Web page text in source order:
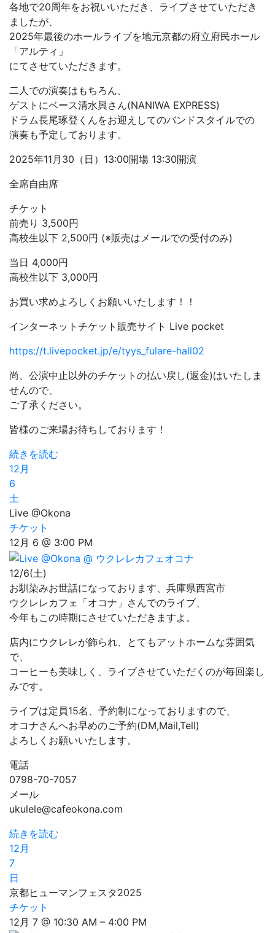
各地で20周年をお祝いいただき、ライブさせていただき
ましたが、
2025年最後のホールライブを地元京都の府立府民ホール
「アルティ」
にてさせていただきます。
二人での演奏はもちろん、
ゲストにベース清水興さん(NANIWA EXPRESS)
ドラム長尾琢登くんをお迎えしてのバンドスタイルでの
演奏も予定しております。
2025年11月30（日）13:00開場 13:30開演
全席自由席
チケット
前売り 3,500円
高校生以下 2,500円 (※販売はメールでの受付のみ)
当日 4,000円
高校生以下 3,000円
お買い求めよろしくお願いいたします！！
インターネットチケット販売サイト Live pocket
https://t.livepocket.jp/e/tyys_fulare-hall02
尚、公演中止以外のチケットの払い戻し(返金)はいたしま
せんので、
ご了承ください。
皆様のご来場お待ちしております！
続きを読む
12月
6
土
Live @Okona
チケット
12月 6 @ 3:00 PM
12/6(土)
お馴染みお世話になっております、兵庫県西宮市
ウクレレカフェ「オコナ」さんでのライブ、
今年もこの時期にさせていただきますよ。
店内にウクレレが飾られ、とてもアットホームな雰囲気
で、
コーヒーも美味しく、ライブさせていただくのが毎回楽し
みです。
ライブは定員15名、予約制になっておりますので、
オコナさんへお早めのご予約(DM,Mail,Tell)
よろしくお願いいたします。
電話
0798-70-7057
メール
ukulele@cafeokona.com
続きを読む
12月
7
日
京都ヒューマンフェスタ2025
チケット
12月 7 @ 10:30 AM – 4:00 PM